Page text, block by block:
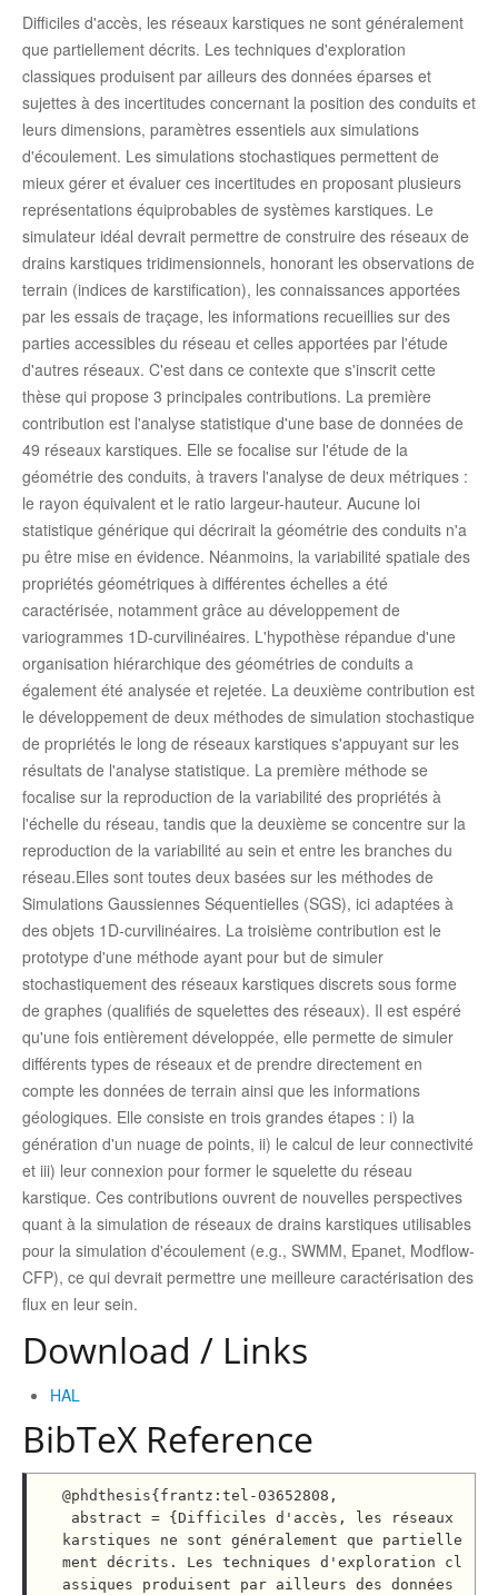
Difficiles d'accès, les réseaux karstiques ne sont généralement
que partiellement décrits. Les techniques d'exploration
classiques produisent par ailleurs des données éparses et
sujettes à des incertitudes concernant la position des conduits et
leurs dimensions, paramètres essentiels aux simulations
d'écoulement. Les simulations stochastiques permettent de
mieux gérer et évaluer ces incertitudes en proposant plusieurs
représentations équiprobables de systèmes karstiques. Le
simulateur idéal devrait permettre de construire des réseaux de
drains karstiques tridimensionnels, honorant les observations de
terrain (indices de karstification), les connaissances apportées
par les essais de traçage, les informations recueillies sur des
parties accessibles du réseau et celles apportées par l'étude
d'autres réseaux. C'est dans ce contexte que s'inscrit cette
thèse qui propose 3 principales contributions. La première
contribution est l'analyse statistique d'une base de données de
49 réseaux karstiques. Elle se focalise sur l'étude de la
géométrie des conduits, à travers l'analyse de deux métriques :
le rayon équivalent et le ratio largeur-hauteur. Aucune loi
statistique générique qui décrirait la géométrie des conduits n'a
pu être mise en évidence. Néanmoins, la variabilité spatiale des
propriétés géométriques à différentes échelles a été
caractérisée, notamment grâce au développement de
variogrammes 1D-curvilinéaires. L'hypothèse répandue d'une
organisation hiérarchique des géométries de conduits a
également été analysée et rejetée. La deuxième contribution est
le développement de deux méthodes de simulation stochastique
de propriétés le long de réseaux karstiques s'appuyant sur les
résultats de l'analyse statistique. La première méthode se
focalise sur la reproduction de la variabilité des propriétés à
l'échelle du réseau, tandis que la deuxième se concentre sur la
reproduction de la variabilité au sein et entre les branches du
réseau.Elles sont toutes deux basées sur les méthodes de
Simulations Gaussiennes Séquentielles (SGS), ici adaptées à
des objets 1D-curvilinéaires. La troisième contribution est le
prototype d'une méthode ayant pour but de simuler
stochastiquement des réseaux karstiques discrets sous forme
de graphes (qualifiés de squelettes des réseaux). Il est espéré
qu'une fois entièrement développée, elle permette de simuler
différents types de réseaux et de prendre directement en
compte les données de terrain ainsi que les informations
géologiques. Elle consiste en trois grandes étapes : i) la
génération d'un nuage de points, ii) le calcul de leur connectivité
et iii) leur connexion pour former le squelette du réseau
karstique. Ces contributions ouvrent de nouvelles perspectives
quant à la simulation de réseaux de drains karstiques utilisables
pour la simulation d'écoulement (e.g., SWMM, Epanet, Modflow-
CFP), ce qui devrait permettre une meilleure caractérisation des
flux en leur sein.
Download / Links
HAL
BibTeX Reference
@phdthesis{frantz:tel-03652808,
karstiques ne sont généralement que partielle
ment décrits. Les techniques d'exploration cl
assiques produisent par ailleurs des données